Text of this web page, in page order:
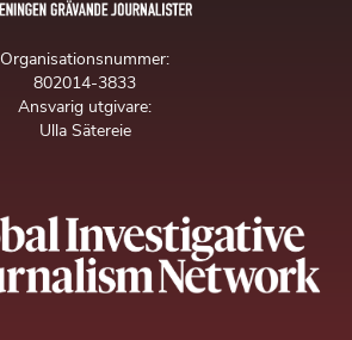
Organisationsnummer:
802014-3833
Ansvarig utgivare:
Ulla Sätereie